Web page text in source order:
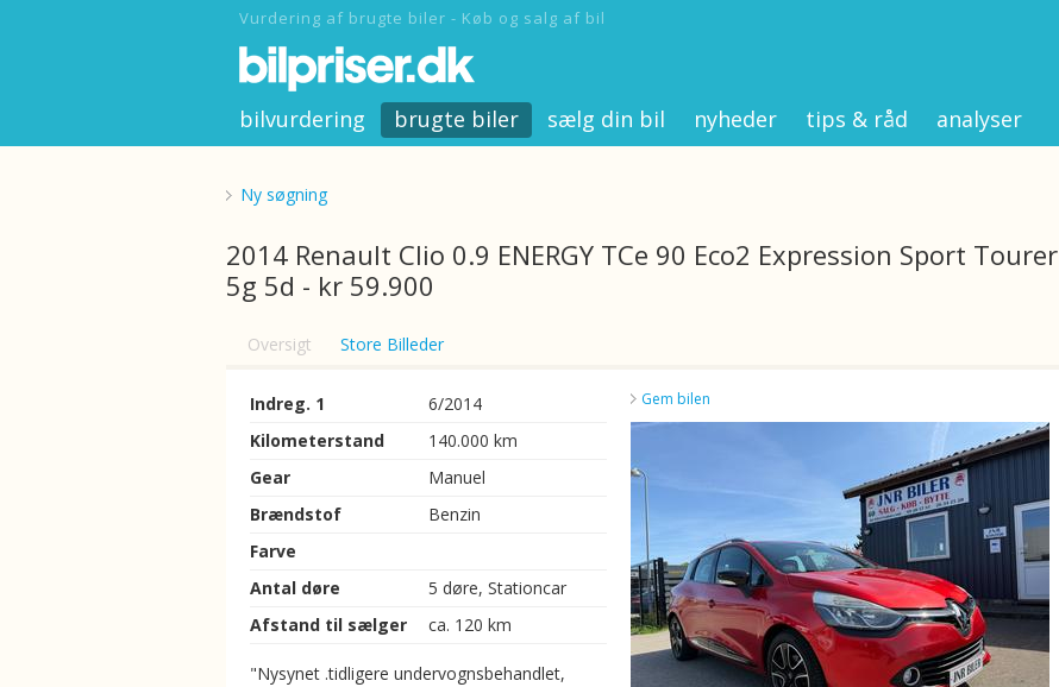
Vurdering af brugte biler - Køb og salg af bil
bilvurdering brugte biler sælg din bil nyheder tips & råd analyser
Ny søgning
2014 Renault Clio 0.9 ENERGY TCe 90 Eco2 Expression Sport Tourer
5g 5d - kr 59.900
Oversigt Store Billeder
Indreg. 1
6/2014
Kilometerstand
140.000 km
Gear
Manuel
Brændstof
Benzin
Farve
Antal døre
5 døre, Stationcar
Afstand til sælger
ca. 120 km
"Nysynet .tidligere undervognsbehandlet,
Gem bilen